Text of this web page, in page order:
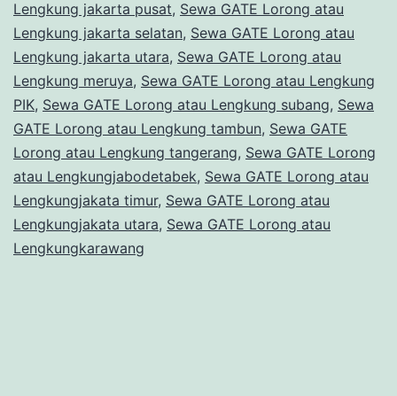
Lengkung jakarta pusat, Sewa GATE Lorong atau
Lengkung jakarta selatan, Sewa GATE Lorong atau
Lengkung jakarta utara, Sewa GATE Lorong atau
Lengkung meruya, Sewa GATE Lorong atau Lengkung
PIK, Sewa GATE Lorong atau Lengkung subang, Sewa
GATE Lorong atau Lengkung tambun, Sewa GATE
Lorong atau Lengkung tangerang, Sewa GATE Lorong
atau Lengkungjabodetabek, Sewa GATE Lorong atau
Lengkungjakata timur, Sewa GATE Lorong atau
Lengkungjakata utara, Sewa GATE Lorong atau
Lengkungkarawang